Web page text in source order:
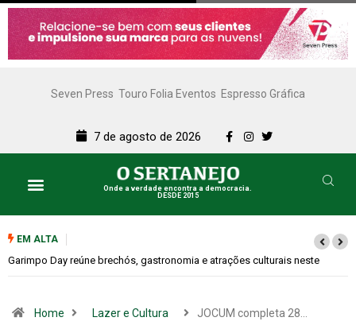
Seven Press Touro Folia Eventos Espresso Gráfica
7 de agosto de 2026
Onde a verdade encontra a democracia.
DESDE 2015
EM ALTA
Bugonia transforma paranoia e conspiração em um suspense imprevisível
Home Lazer e Cultura JOCUM completa 28…